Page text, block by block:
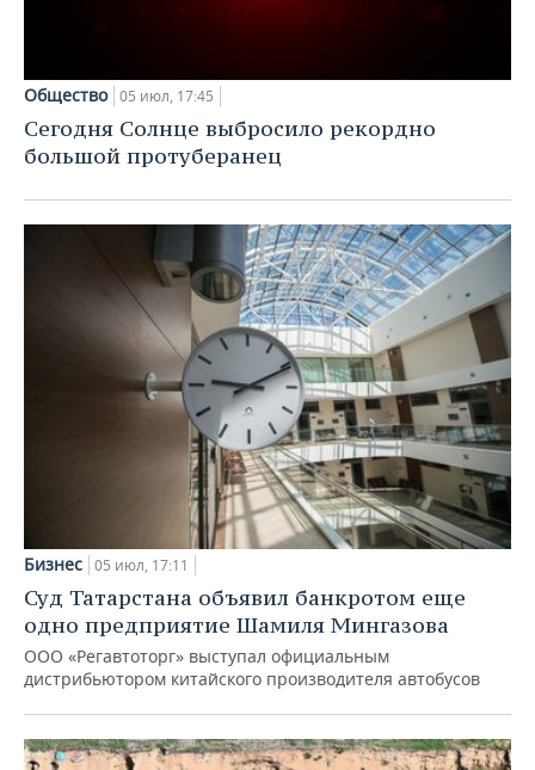
Общество 05 июл, 17:45
Сегодня Солнце выбросило рекордно
большой протуберанец
Бизнес 05 июл, 17:11
Суд Татарстана объявил банкротом еще
одно предприятие Шамиля Мингазова
ООО «Регавтоторг» выступал официальным
дистрибьютором китайского производителя автобусов